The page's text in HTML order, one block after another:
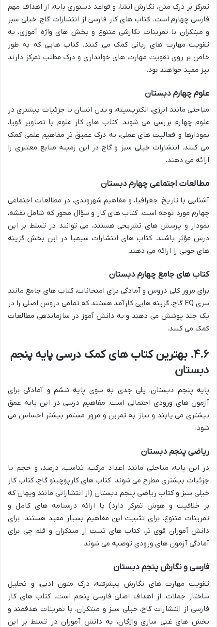
تمرکز بر درک متن، نگارش انشا، و قواعد دستوری پایه، از اهداف مهم
فارسی چهارم است. کتاب های کار فارسی از انتشارات گاج، خیلی سبز
و مبتکران با تمرینات نگارشی متنوع و بخش های واژه آموزی، به
تقویت مهارت های زبانی کمک می کنند. کتاب هایی که به طور
خاص بر روی تقویت مهارت های خوانداری و درک مطلب تمرکز دارند
نیز مفید خواهند بود.
علوم چهارم دبستان
مباحثی مانند انرژی، الکتریسیته، و بدن انسان با جزئیات بیشتری در
علوم چهارم بررسی می شوند. کتاب های کار علوم با تصاویر گویا،
نمودارها و فعالیت های عملی، به درک عمیق تر مفاهیم علمی کمک
می کنند. انتشارات خیلی سبز و گاج در این زمینه منابع معتبری را
ارائه می دهند.
مطالعات اجتماعی چهارم دبستان
آشنایی با تاریخ، جغرافیا، و مفاهیم شهروندی، در مطالعات اجتماعی
چهارم مورد توجه است. کتاب های کار و سؤال محور که شامل نقشه،
نمودار و پرسش های تشریحی هستند، می توانند در تسلط بر این
درس مؤثر باشند. کتاب های انتشارات سیمیا در این بخش گزینه
های خوبی را ارائه می دهند.
کتاب های جامع چهارم دبستان
برای مرور کلی دروس و آمادگی برای امتحانات، کتاب های جامع مانند
سری EQ گاج، گزینه هایی کارآمد هستند که تمامی دروس اصلی را در
یک جلد پوشش می دهند و به دانش آموز در سازماندهی مطالعات
کمک می کنند.
۴.۶. بهترین کتاب های کمک درسی پایه پنجم
دبستان
پایه پنجم دبستان، پلی جدی به سوی پایه ششم و آمادگی برای
آزمون های ورودی احتمالی است. مفاهیم درسی در این پایه عمق
بیشتری می یابند و نیاز به تمرین و مرور مستمر بیشتر احساس می
شود.
ریاضی پنجم دبستان
در این پایه، مباحثی مانند اعداد مرکب، تناسب، درصد، و حجم با
جزئیات بیشتری مطرح می شوند. کتاب های کارپوچینو گاج، کتاب کار
خیلی سبز و کتاب ریاضی پنجم دبستان (از انتشاراتی مانند ویهان که
بر خلاقیت و هوش تمرکز دارد) با ارائه درسنامه های کامل و
تمرینات متنوع، برای تثبیت این مفاهیم بسیار مفید هستند. برای
دانش آموزان قوی تر، کتاب های تست از مبتکران و قلم چی برای
آمادگی آزمون های ورودی توصیه می شوند.
فارسی و نگارش پنجم دبستان
تقویت مهارت های نگارش پیشرفته، درک متون ادبی، و تحلیل
ساختار جملات، از اهداف اصلی فارسی پنجم است. کتاب های کار
فارسی از انتشارات گاج، خیلی سبز و مبتکران، با تمرینات هدفمند و
بخش های غنی سازی واژگان، به دانش آموزان در تسلط بر این